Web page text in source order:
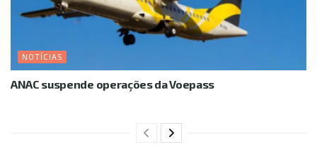
NOTÍCIAS
ANAC suspende operações da Voepass